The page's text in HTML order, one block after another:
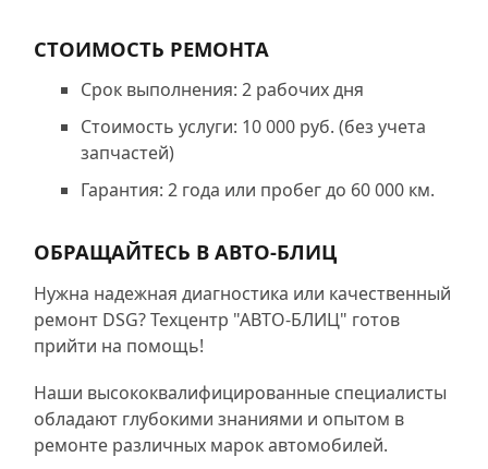
СТОИМОСТЬ РЕМОНТА
Срок выполнения: 2 рабочих дня
Стоимость услуги: 10 000 руб. (без учета
запчастей)
Гарантия: 2 года или пробег до 60 000 км.
ОБРАЩАЙТЕСЬ В АВТО-БЛИЦ
Нужна надежная диагностика или качественный
ремонт DSG? Техцентр "АВТО-БЛИЦ" готов
прийти на помощь!
Наши высококвалифицированные специалисты
обладают глубокими знаниями и опытом в
ремонте различных марок автомобилей.